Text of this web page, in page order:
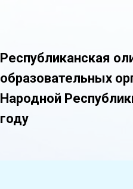
Республиканская
образовательных
Народной
году